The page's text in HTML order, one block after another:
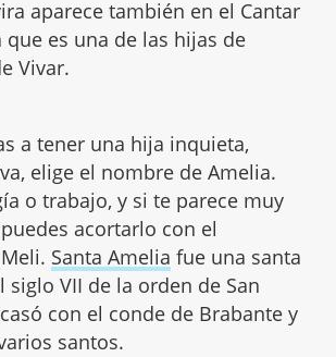
aparece también en el Cantar
que es una de las hijas de
Vivar.
a tener una hija inquieta,
elige el nombre de Amelia.
o trabajo, y si te parece muy
acortarlo con el
Santa Amelia fue una santa
siglo VII de la orden de San
con el conde de Brabante y
santos.